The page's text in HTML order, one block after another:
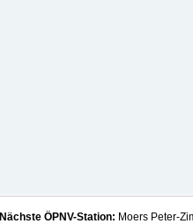
Nächste ÖPNV-Station: Moers Peter-